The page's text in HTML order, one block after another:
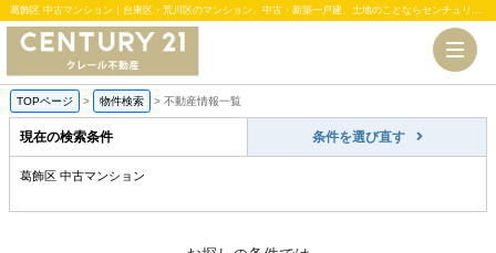
葛飾区 中古マンション｜台東区・荒川区のマンション、中古・新築一戸建、土地のことならセンチュリー21クレール不動産
TOPページ > 物件検索 > 不動産情報一覧
現在の検索条件 条件を選び直す
葛飾区 中古マンション